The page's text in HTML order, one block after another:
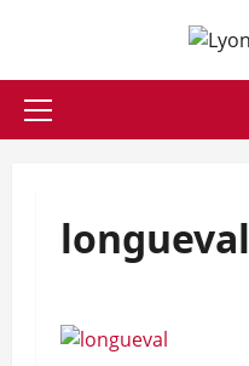
contenu
Menu
longueval